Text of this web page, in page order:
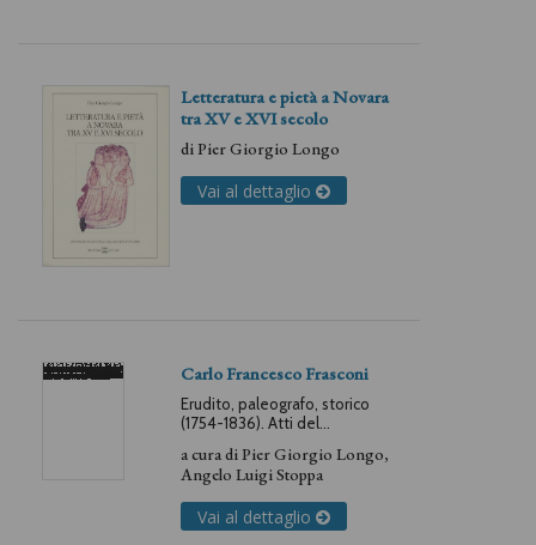
Letteratura e pietà a Novara
tra XV e XVI secolo
diPier Giorgio Longo
Vai al dettaglio
Carlo Francesco Frasconi
Erudito, paleografo, storico
(1754-1836). Atti del
dicembre 1982)
a cura diPier Giorgio Longo,
Angelo Luigi Stoppa
Vai al dettaglio